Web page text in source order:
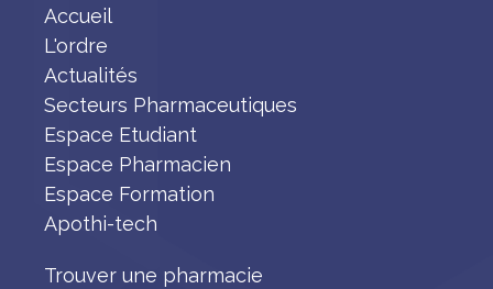
Accueil
L'ordre
Actualités
Secteurs Pharmaceutiques
Espace Etudiant
Espace Pharmacien
Espace Formation
Apothi-tech
Trouver une pharmacie